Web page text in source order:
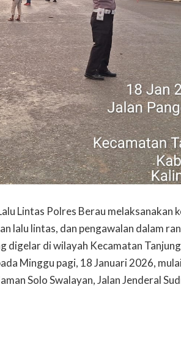
Lintas Polres Berau melaksanakan
lalu lintas, dan pengawalan dalam
digelar di wilayah Kecamatan
Minggu pagi, 18 Januari 2026,
Solo Swalayan, Jalan Jenderal